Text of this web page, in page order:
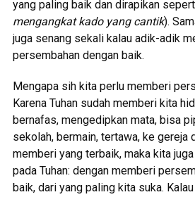
yang paling baik dan dirapikan
mengangkat kado yang cantik).
juga senang sekali kalau adik-adik
persembahan dengan baik.
Mengapa sih kita perlu memberi
Karena Tuhan sudah memberi kita
bernafas, mengedipkan mata, bisa
sekolah, bermain, tertawa, ke gereja
memberi yang terbaik, maka kita
pada Tuhan: dengan memberi
baik, dari yang paling kita suka.